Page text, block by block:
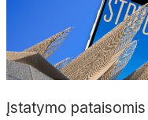
Įstatymo